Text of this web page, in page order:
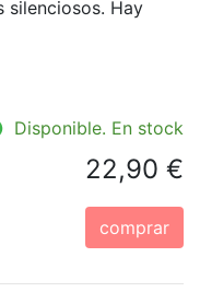
silenciosos. Hay
Disponible. En stock
22,90 €
comprar